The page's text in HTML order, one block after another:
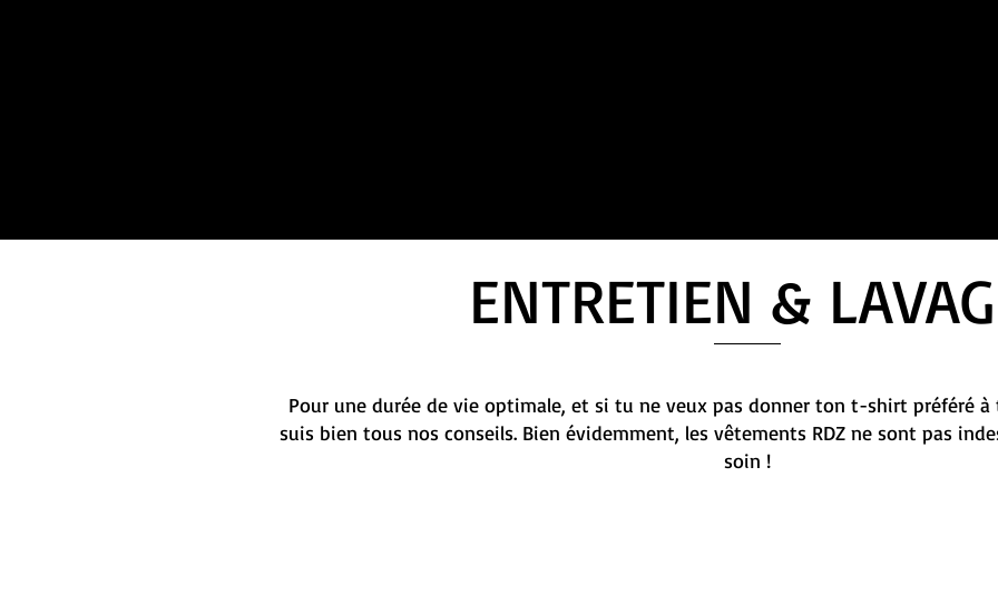
ENTRETIEN &
Pour une durée de vie optimale, et si tu ne veux pas donner ton t-shirt préféré à
suis bien tous nos conseils. Bien évidemment, les vêtements RDZ ne sont pas
soin !